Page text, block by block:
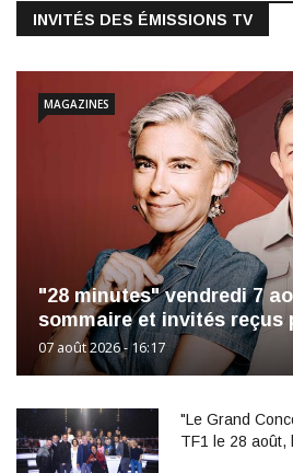
INVITÉS DES ÉMISSIONS TV
"28 minutes" vendredi 7
sommaire et invités
07 août 2026 - 16:17
MAGAZINES
"Le Grand
TF1 le 28 août,